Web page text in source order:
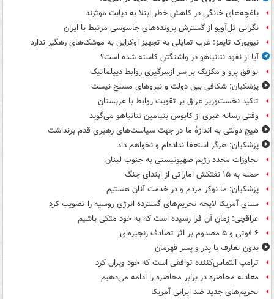
باغچه‌های خانگی در کاهش خطر ابتلا به دیابت موثرند
نگرانی تل‌آویو از گسترش پرونده‌های جاسوسی مرتبط با ایران
نیویورک تایمز: غرب تمایلی به تجهیز اوکراین به موشک‌های رهگیر ندارد
آیا از نفوذ نتانیاهو در واشنگتن کاسته شده است؟
توافق پرو و مکزیک بر سر ازسرگیری روابط دیپلماتیک
پزشکیان: شکافی بین دولت و نیروهای مسلح نیست
تاکید نخست‌وزیر عراق بر تقویت روابط با عربستان
وقتی رسانه عبری از کابوس بنیامین نتانیاهو می‌گوید
هیچ دولتی به اندازۀ ما در جهت سیاست‌های رهبری قدم برنداشت
پزشکیان: هرگز استعفا نداده‌ام و نخواهم داد
تجاوزات مجدد رژیم صهیونیستی به جنوب لبنان
حمله به ۱۵ نفتکش‌ اماراتی از ابتدای جنگ
پزشکیان: ما نوکر مردم و در خدمت آنان هستیم
سنای آمریکا لایحه تحریم‌های گسترده انرژی روسیه را تصویب کرد
عراقچی: زمان آن فرا رسیده است که به خود متکی باشیم
۶ فوتی و ۵ مصدوم بر اثر تصادف زنجیره‌ای
بدون تعارف با پدر و پسر قهرمان
ترامپ التماس‌کننده توافقی است که خود ویران کرد
معادله محاصره در برابر محاصره را ادامه می‌دهیم
تحریم‌های جدید ضد ایرانی آمریکا